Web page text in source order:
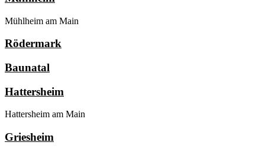
Mühlheim am Main
Rödermark
Baunatal
Hattersheim
Hattersheim am Main
Griesheim